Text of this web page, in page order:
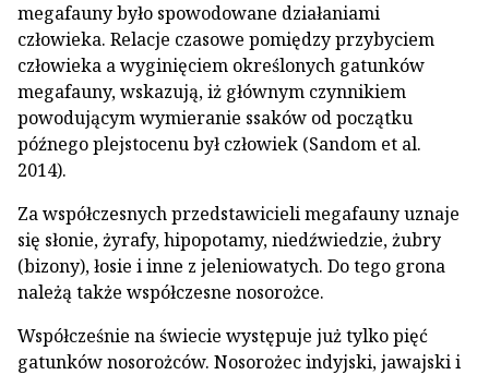
megafauny było spowodowane działaniami
człowieka. Relacje czasowe pomiędzy przybyciem
człowieka a wyginięciem określonych gatunków
megafauny, wskazują, iż głównym czynnikiem
powodującym wymieranie ssaków od początku
późnego plejstocenu był człowiek (Sandom et al.
2014).
Za współczesnych przedstawicieli megafauny uznaje
się słonie, żyrafy, hipopotamy, niedźwiedzie, żubry
(bizony), łosie i inne z jeleniowatych. Do tego grona
należą także współczesne nosorożce.
Współcześnie na świecie występuje już tylko pięć
gatunków nosorożców. Nosorożec indyjski, jawajski i